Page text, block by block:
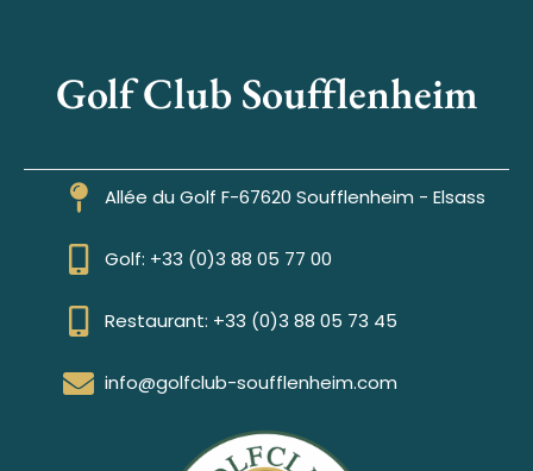
Golf Club Soufflenheim
Allée du Golf F-67620 Soufflenheim - Elsass
Golf: +33 (0)3 88 05 77 00
Restaurant: +33 (0)3 88 05 73 45
info@golfclub-soufflenheim.com